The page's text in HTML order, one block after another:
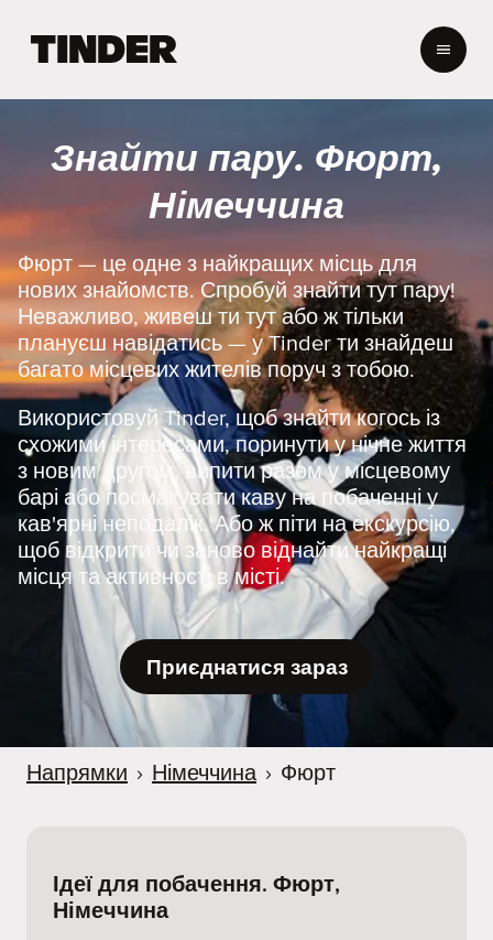
н
а
с
о
р
і
н
к
а
T
i
n
d
e
r
Знайти пару. Фюрт,
Німеччина
Фюрт — це одне з найкращих місць для
нових знайомств. Спробуй знайти тут пару!
Неважливо, живеш ти тут або ж тільки
плануєш навідатись — у Tinder ти знайдеш
багато місцевих жителів поруч з тобою.
Використовуй Tinder, щоб знайти когось із
схожими інтересами, поринути у нічне життя
з новим другом, випити разом у місцевому
барі або посмакувати каву на побаченні у
кав'ярні неподалік. Або ж піти на екскурсію,
щоб відкрити чи заново віднайти найкращі
місця та активності в місті.
Приєднатися зараз
Напрямки › Німеччина › Фюрт
Ідеї для побачення. Фюрт,
Німеччина